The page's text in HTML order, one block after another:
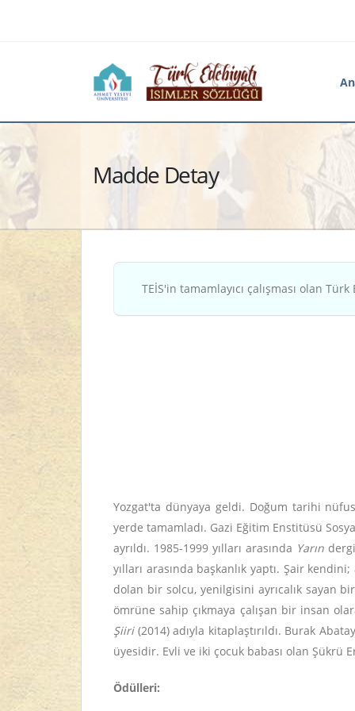
Madde Detay
TEİS'in tamamlayıcı çalışması olan
Yozgat'ta dünyaya geldi. Doğum tarihi
yerde tamamladı. Gazi Eğitim Enstitüsü
ayrıldı. 1985-1999 yılları arasında Yarın
yılları arasında başkanlık yaptı. Şair
dolan bir solcu, yenilgisini ayrıcalık sayan
ömrüne sahip çıkmaya çalışan bir insan
Şiiri (2014) adıyla kitaplaştırıldı. Burak
üyesidir. Evli ve iki çocuk babası olan Şükrü
Ödülleri: